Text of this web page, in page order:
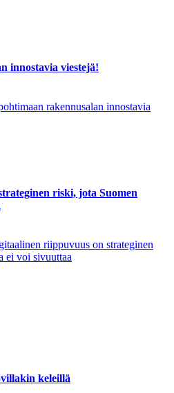
innostavia viestejä!
rakennusalan innostavia
riski, jota Suomen
riippuvuus on strateginen
ei voi sivuuttaa
keleillä